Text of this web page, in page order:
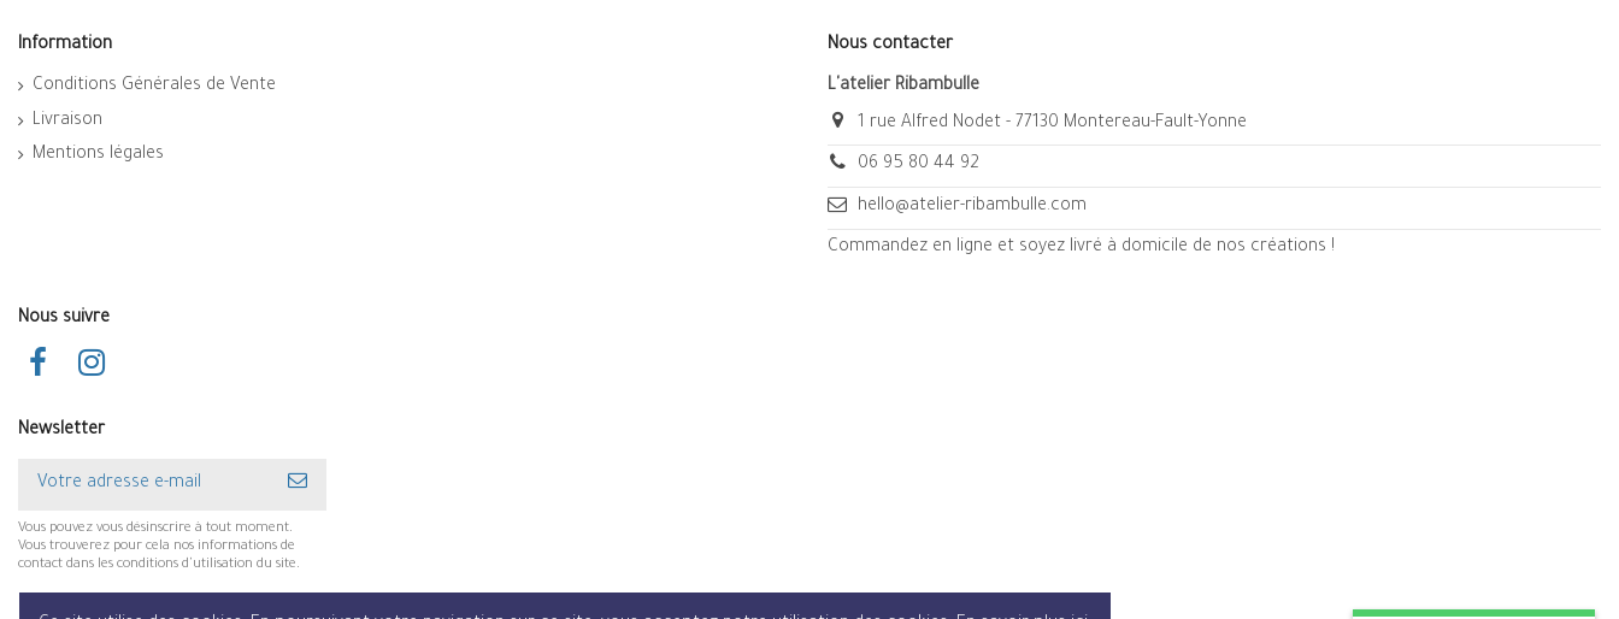
Information
Conditions Générales de Vente
Livraison
Mentions légales
Nous contacter
L'atelier Ribambulle
1 rue Alfred Nodet - 77130 Montereau-Fault-Yonne
06 95 80 44 92
hello@atelier-ribambulle.com
Commandez en ligne et soyez livré à domicile de nos créations !
Nous suivre
Newsletter
Vous pouvez vous désinscrire à tout moment.
Vous trouverez pour cela nos informations de
contact dans les conditions d'utilisation du site.